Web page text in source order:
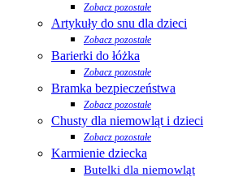
Zobacz pozostałe
Artykuły do snu dla dzieci
Zobacz pozostałe
Barierki do łóżka
Zobacz pozostałe
Bramka bezpieczeństwa
Zobacz pozostałe
Chusty dla niemowląt i dzieci
Zobacz pozostałe
Karmienie dziecka
Butelki dla niemowląt